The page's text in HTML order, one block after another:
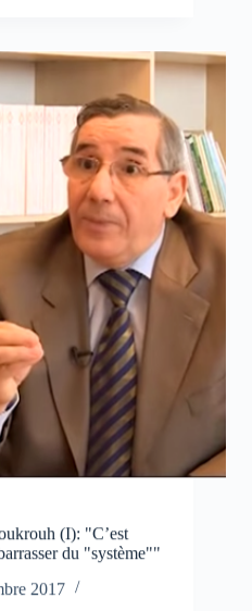
(I): "C’est
du "système""
2017